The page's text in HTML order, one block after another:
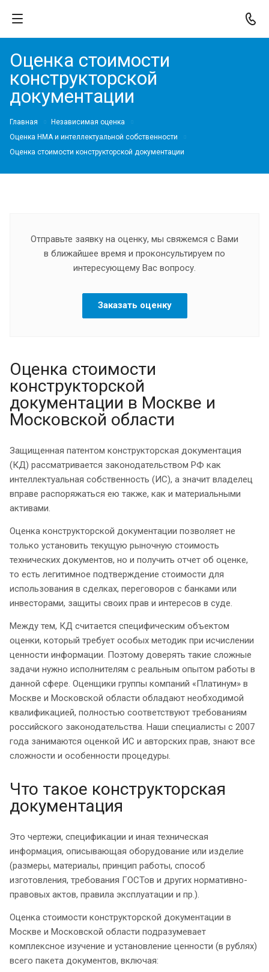
Оценка стоимости
конструкторской
документации
Главная
Независимая оценка
Оценка НМА и интеллектуальной собственности
Оценка стоимости конструкторской документации
Отправьте заявку на оценку, мы свяжемся с Вами
в ближайшее время и проконсультируем по
интересующему Вас вопросу.
Заказать оценку
Оценка стоимости
конструкторской
документации в Москве и
Московской области
Защищенная патентом конструкторская документация
(КД) рассматривается законодательством РФ как
интеллектуальная собственность (ИС), а значит владелец
вправе распоряжаться ею также, как и материальными
активами.
Оценка конструкторской документации позволяет не
только установить текущую рыночную стоимость
технических документов, но и получить отчет об оценке,
то есть легитимное подтверждение стоимости для
использования в сделках, переговоров с банками или
инвесторами, защиты своих прав и интересов в суде.
Между тем, КД считается специфическим объектом
оценки, который требует особых методик при исчислении
ценности информации. Поэтому доверять такие сложные
задачи нужно исполнителям с реальным опытом работы в
данной сфере. Оценщики группы компаний «Платинум» в
Москве и Московской области обладают необходимой
квалификацией, полностью соответствуют требованиям
российского законодательства. Наши специалисты с 2007
года занимаются оценкой ИС и авторских прав, знают все
сложности и особенности процедуры.
Что такое конструкторская
документация
Это чертежи, спецификации и иная техническая
информация, описывающая оборудование или изделие
(размеры, материалы, принцип работы, способ
изготовления, требования ГОСТов и других нормативно-
правовых актов, правила эксплуатации и пр.).
Оценка стоимости конструкторской документации в
Москве и Московской области подразумевает
комплексное изучение и установление ценности (в рублях)
всего пакета документов, включая: